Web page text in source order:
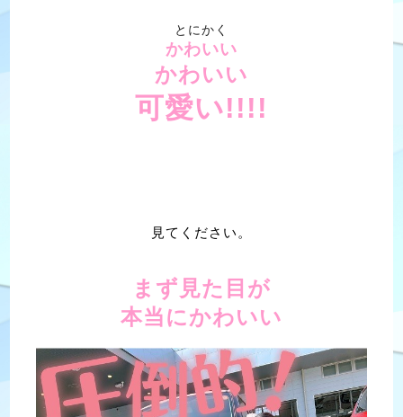
とにかく
かわいい
かわいい
可愛い!!!!
見てください。
まず見た目が
本当にかわいい